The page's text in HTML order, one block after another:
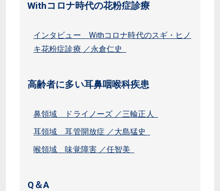
Withコロナ時代の花粉症診療
インタビュー Withコロナ時代のスギ・ヒノ
キ花粉症診療 ／永倉仁史
高齢者に多い耳鼻咽喉科疾患
鼻領域 ドライノーズ ／三輪正人
耳領域 耳管開放症 ／大島猛史
喉領域 味覚障害 ／任智美
Q＆A